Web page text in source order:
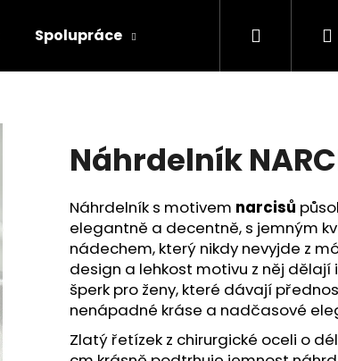
Spolupráce Obchodní podmínky
Hledat
Náhrdelník
Náhrdelník s motivem narcisů
elegantně a decentně, s jemným
nádechem, který nikdy nevyjde z
design a lehkost motivu z něj dělají
šperk pro ženy, které dávají
nenápadné kráse a nadčasové
Zlatý řetízek z chirurgické oceli o